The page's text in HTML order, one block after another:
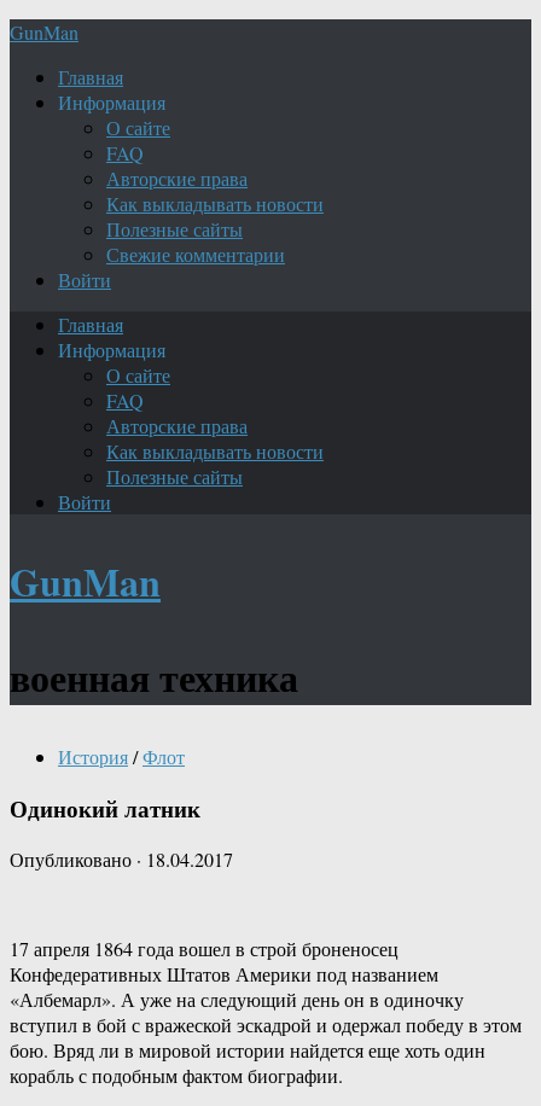
GunMan
Главная
Информация
О сайте
FAQ
Авторские права
Как выкладывать новости
Полезные сайты
Свежие комментарии
Войти
Главная
Информация
О сайте
FAQ
Авторские права
Как выкладывать новости
Полезные сайты
Войти
GunMan
военная техника
История/Флот
Одинокий латник
Опубликовано · 18.04.2017
17 апреля 1864 года вошел в строй броненосец
Конфедеративных Штатов Америки под названием
«Албемарл». А уже на следующий день он в одиночку
вступил в бой с вражеской эскадрой и одержал победу в этом
бою. Вряд ли в мировой истории найдется еще хоть один
корабль с подобным фактом биографии.